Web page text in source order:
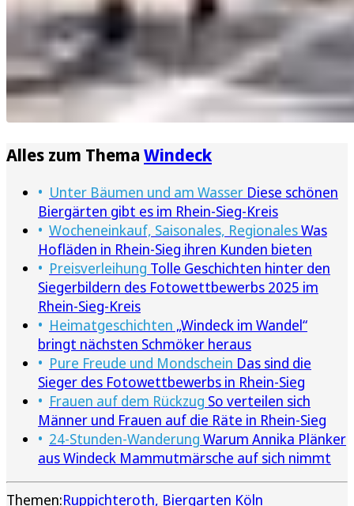
Alles zum Thema Windeck
Unter Bäumen und am Wasser Diese schönen
Biergärten gibt es im Rhein-Sieg-Kreis
Wocheneinkauf, Saisonales, RegionalesWas
Hofläden in Rhein-Sieg ihren Kunden bieten
Preisverleihung Tolle Geschichten hinter den
Siegerbildern des Fotowettbewerbs 2025 im
Rhein-Sieg-Kreis
Heimatgeschichten „Windeck im Wandel“
bringt nächsten Schmöker heraus
Pure Freude und Mondschein Das sind die
Sieger des Fotowettbewerbs in Rhein-Sieg
Frauen auf dem Rückzug So verteilen sich
Männer und Frauen auf die Räte in Rhein-Sieg
24-Stunden-Wanderung Warum Annika Plänker
aus Windeck Mammutmärsche auf sich nimmt
Themen:Ruppichteroth Biergarten Köln